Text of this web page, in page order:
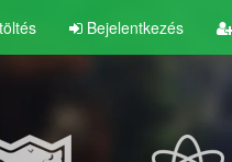
Bejelentkezés